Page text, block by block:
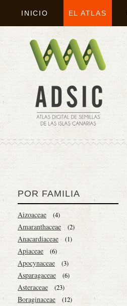
INICIO EL ATLAS
POR FAMILIA
Aizoaceae (4)
Amaranthaceae (2)
Anacardiaceae (1)
Apiaceae (6)
Apocynaceae (3)
Asparagaceae (6)
Asteraceae (23)
Boraginaceae (12)